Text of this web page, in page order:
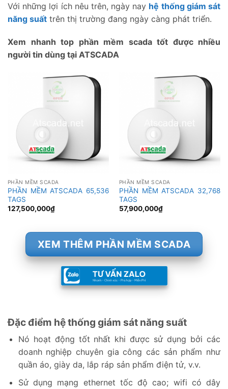
Với những lợi ích nêu trên, ngày nay hệ thống giám sát
năng suất trên thị trường đang ngày càng phát triển.
Xem nhanh top phần mềm scada tốt được nhiều
người tin dùng tại ATSCADA
PHẦN MỀM SCADA
PHẦN MỀM ATSCADA 65,536
TAGS
127,500,000₫
PHẦN MỀM SCADA
PHẦN MỀM ATSCADA 32,768
TAGS
57,900,000₫
XEM THÊM PHẦN MỀM SCADA
Đặc điểm hệ thống giám sát năng suất
Nó hoạt động tốt nhất khi được sử dụng bởi các
doanh nghiệp chuyên gia công các sản phẩm như
quần áo, giày da, lắp ráp sản phẩm điện tử, v.v.
Sử dụng mạng ethernet tốc độ cao; wifi có dây